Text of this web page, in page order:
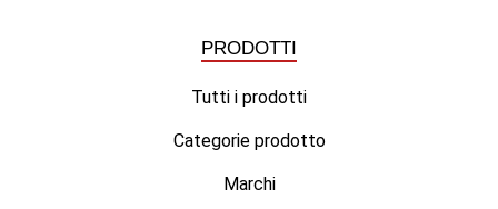
PRODOTTI
Tutti i prodotti
Categorie prodotto
Marchi